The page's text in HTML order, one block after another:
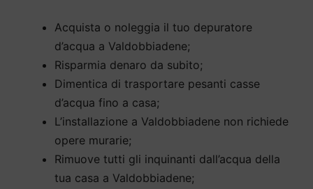
Acquista o noleggia il tuo depuratore
d’acqua a Valdobbiadene;
Risparmia denaro da subito;
Dimentica di trasportare pesanti casse
d’acqua fino a casa;
L’installazione a Valdobbiadene non richiede
opere murarie;
Rimuove tutti gli inquinanti dall’acqua della
tua casa a Valdobbiadene;